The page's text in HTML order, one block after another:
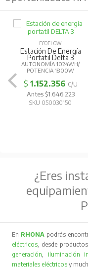
ECOFLOW
Estación De Energía
Portatil Delta 3
AUTONOMÍA 1024WH/
POTENCIA 1800W
$ 1.152.356 C/U
Antes $1.646.223
SKU 050030150
¿Eres
En RHONA podrás
eléctricos, desde
generación, iluminación
materiales eléctricos y